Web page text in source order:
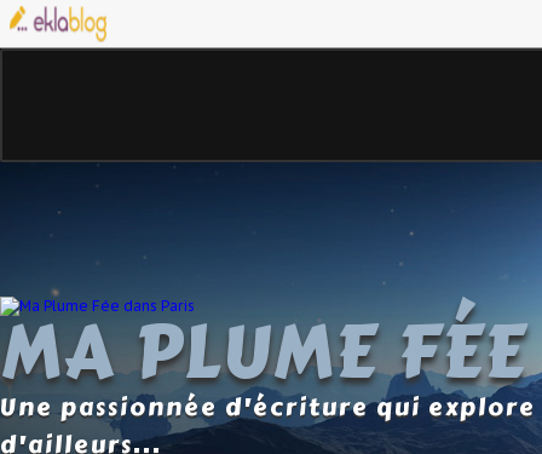
MA PLUME
Une passionnée d'écriture qui
d'ailleurs...